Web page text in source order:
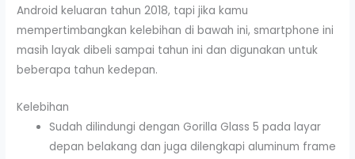
Android keluaran tahun 2018, tapi jika kamu
mempertimbangkan kelebihan di bawah ini, smartphone ini
masih layak dibeli sampai tahun ini dan digunakan untuk
beberapa tahun kedepan.
Kelebihan
Sudah dilindungi dengan Gorilla Glass 5 pada layar
depan belakang dan juga dilengkapi aluminum frame